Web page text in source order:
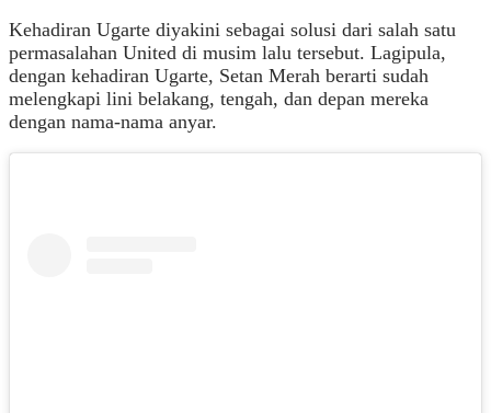
Kehadiran Ugarte diyakini sebagai solusi dari salah satu
permasalahan United di musim lalu tersebut. Lagipula,
dengan kehadiran Ugarte, Setan Merah berarti sudah
melengkapi lini belakang, tengah, dan depan mereka
dengan nama-nama anyar.